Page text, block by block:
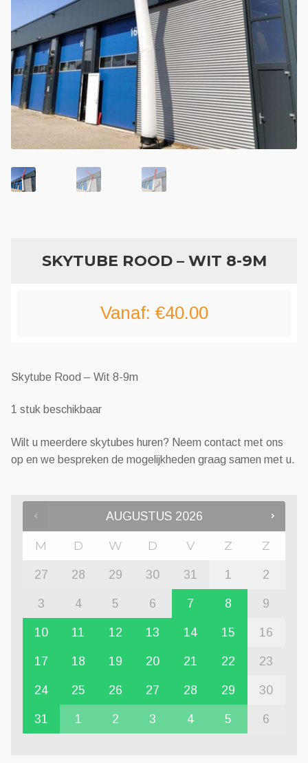
Geboortefiguren
Opblaasfiguren
Eyecatcher
SKYTUBE ROOD – WIT 8-9M
Vanaf: €40.00
Skytube Rood – Wit 8-9m
1 stuk beschikbaar
Wilt u meerdere skytubes huren? Neem contact met ons
op en we bespreken de mogelijkheden graag samen met u.
AUGUSTUS 2026
M D W D V Z Z
27 28 29 30 31 1 2
3 4 5 6 7 8 9
10 11 12 13 14 15 16
17 18 19 20 21 22 23
24 25 26 27 28 29 30
31 1 2 3 4 5 6